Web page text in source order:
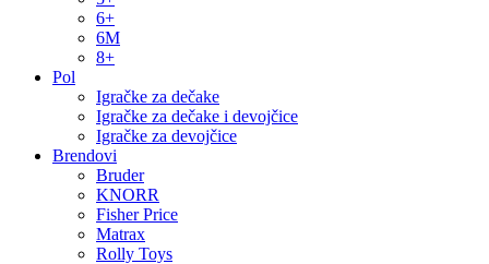
6+
6M
8+
Pol
Igračke za dečake
Igračke za dečake i devojčice
Igračke za devojčice
Brendovi
Bruder
KNORR
Fisher Price
Matrax
Rolly Toys